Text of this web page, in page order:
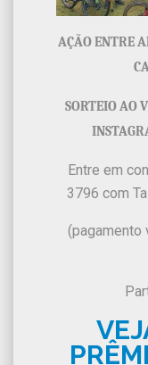
AÇÃO ENTRE
SORTEIO AO
Entre em
3796 com
(pagamento